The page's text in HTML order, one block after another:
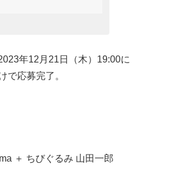
年12月21日（木）19:00に
で応募完了。
＋ ちびぐるみ 山田一郎